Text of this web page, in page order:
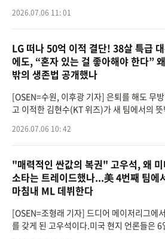
카소 브릭타운 볼
2026.07.06 11: 01
LG 떠나 50억 이적 결단! 38살 특급
에도, “혼자 있는 걸 좋아해야 한다”
밖의 생존법 공개했나
[OSEN=수원, 이후광 기자] 은퇴를 해도 무
고 이적한 김현수(KT 위즈)가 새 팀에서의
린 2026 신한 SOL KBO
2026.07.06 10: 42
"매력적인 싼값의 복권" 고우석, 왜 미
소타는 트레이드했나...美 4번째 팀에
마침내 ML 데뷔한다
[OSEN=조형래 기자] 드디어 메이저리그에
를 갖게 된 고우석이다.미국 현지 언론들은